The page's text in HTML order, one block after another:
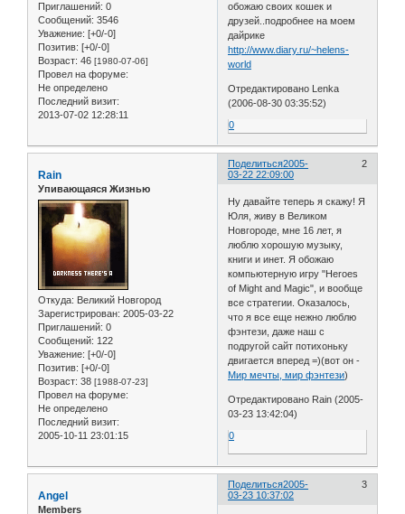
Приглашений: 0
Сообщений: 3546
Уважение: [+0/-0]
Позитив: [+0/-0]
Возраст: 46 [1980-07-06]
Провел на форуме:
Не определено
Последний визит:
2013-07-02 12:28:11
обожаю своих кошек и
друзей..подробнее на моем
дайрике
http://www.diary.ru/~helens-
world
Отредактировано Lenka
(2006-08-30 03:35:52)
0
Поделиться 2
2005-
03-22 22:09:00
Rain
Упивающаяся Жизнью
Откуда: Великий Новгород
Зарегистрирован: 2005-03-22
Приглашений: 0
Сообщений: 122
Уважение: [+0/-0]
Позитив: [+0/-0]
Возраст: 38 [1988-07-23]
Провел на форуме:
Не определено
Последний визит:
2005-10-11 23:01:15
Ну давайте теперь я скажу! Я
Юля, живу в Великом
Новгороде, мне 16 лет, я
люблю хорошую музыку,
книги и инет. Я обожаю
компьютерную игру "Heroes
of Might and Magic", и вообще
все стратегии. Оказалось,
что я все еще нежно люблю
фэнтези, даже наш с
подругой сайт потихоньку
двигается вперед =)(вот он -
Мир мечты, мир фэнтези)
Отредактировано Rain (2005-
03-23 13:42:04)
0
Поделиться 3
2005-
03-23 10:37:02
Angel
Members